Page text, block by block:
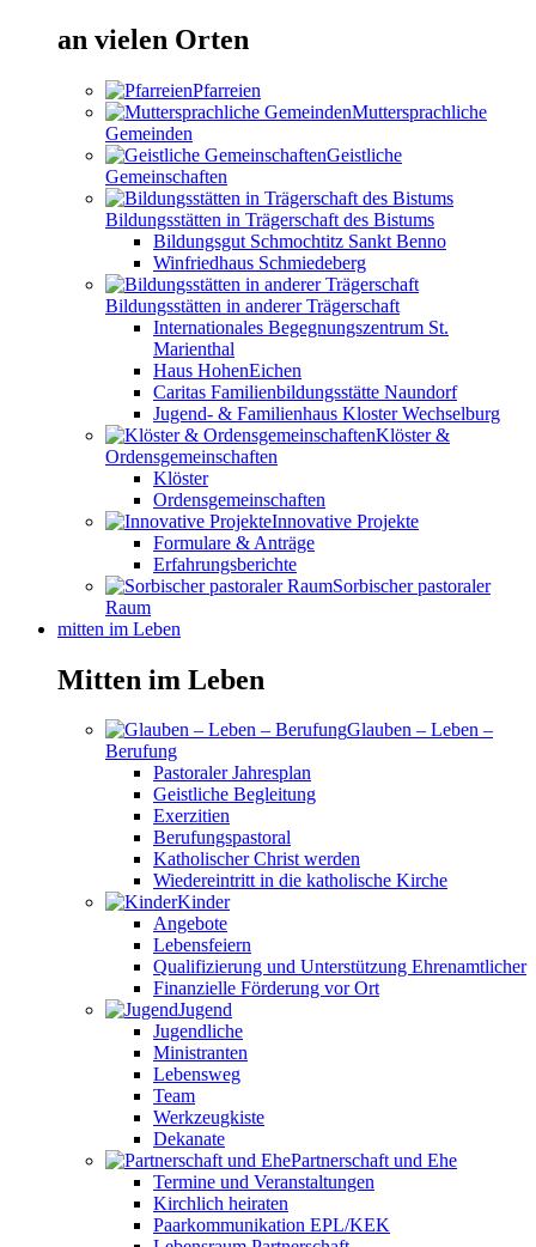
an vielen Orten
Pfarreien
Muttersprachliche
Gemeinden
Geistliche
Gemeinschaften
Bildungsstätten in Trägerschaft des Bistums
Bildungsgut Schmochtitz Sankt Benno
Winfriedhaus Schmiedeberg
Bildungsstätten in anderer Trägerschaft
Internationales Begegnungszentrum St.
Marienthal
Haus HohenEichen
Caritas Familienbildungsstätte Naundorf
Jugend- & Familienhaus Kloster Wechselburg
Klöster &
Ordensgemeinschaften
Klöster
Ordensgemeinschaften
Innovative Projekte
Formulare & Anträge
Erfahrungsberichte
Sorbischer pastoraler
Raum
mitten im Leben
Mitten im Leben
Glauben – Leben –
Berufung
Pastoraler Jahresplan
Geistliche Begleitung
Exerzitien
Berufungspastoral
Katholischer Christ werden
Wiedereintritt in die katholische Kirche
Kinder
Angebote
Lebensfeiern
Qualifizierung und Unterstützung Ehrenamtlicher
Finanzielle Förderung vor Ort
Jugend
Jugendliche
Ministranten
Lebensweg
Team
Werkzeugkiste
Dekanate
Partnerschaft und Ehe
Termine und Veranstaltungen
Kirchlich heiraten
Paarkommunikation EPL/KEK